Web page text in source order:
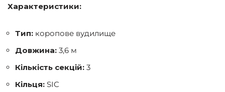
Характеристики:
Тип: коропове вудилище
Довжина: 3,6 м
Кількість секцій: 3
Кільця: SIC